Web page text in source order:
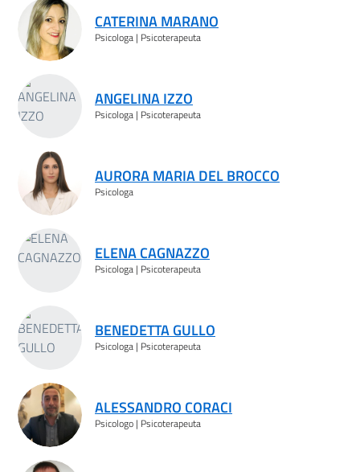
CATERINA MARANO
Psicologa | Psicoterapeuta
ANGELINA IZZO
Psicologa | Psicoterapeuta
AURORA MARIA DEL BROCCO
Psicologa
ELENA CAGNAZZO
Psicologa | Psicoterapeuta
BENEDETTA GULLO
Psicologa | Psicoterapeuta
ALESSANDRO CORACI
Psicologo | Psicoterapeuta